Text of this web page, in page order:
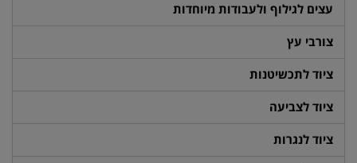
עצים לגילוף ולעבודות מיוחדות
צורבי עץ
ציוד לתכשיטנות
ציוד לצביעה
ציוד לנגרות